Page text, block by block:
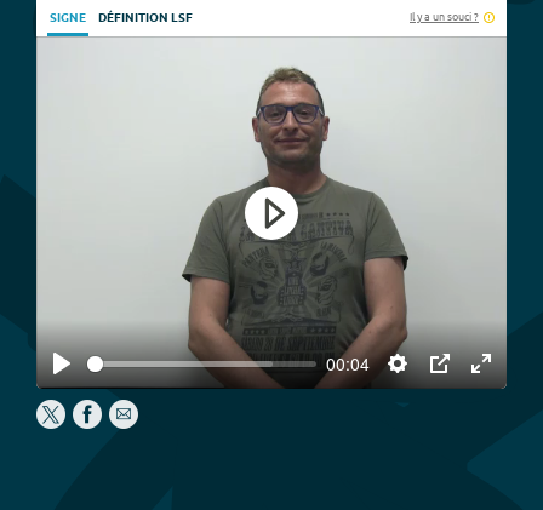
SIGNE DÉFINITION LSF Il y a un souci ?
Play
00:04
Settings
PIP
Enter
Play